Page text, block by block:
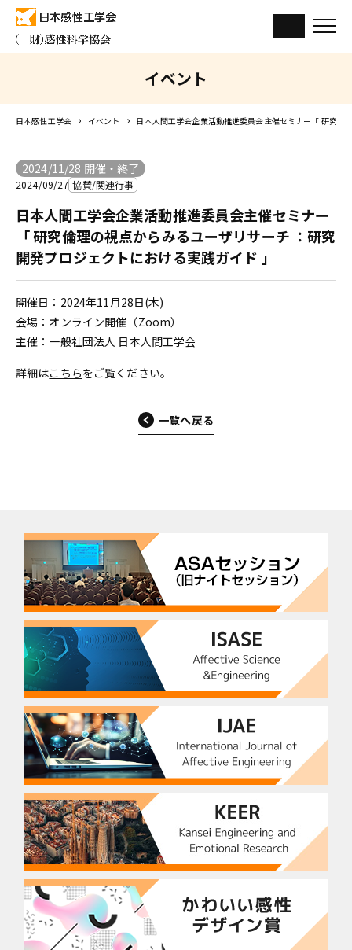
イベント
日本感性工学会 イベント 日本人間工学会企業活動推進委員会主催セミナー「 研究倫
2024/11/28 開催・終了
2024/09/27 協賛/関連行事
日本人間工学会企業活動推進委員会主催セミナー
「 研究倫理の視点からみるユーザリサーチ ：研究
開発プロジェクトにおける実践ガイド 」
開催日：2024年11月28日(木)
会場：オンライン開催（Zoom）
主催：一般社団法人 日本人間工学会
詳細はこちらをご覧ください。
一覧へ戻る